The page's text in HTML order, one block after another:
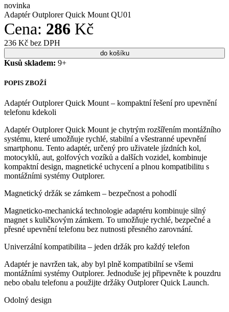
novinka
Adaptér Outplorer Quick Mount QU01
Cena: 286 Kč
236 Kč bez DPH
Kusů skladem: 9+
POPIS ZBOŽÍ
Adaptér Outplorer Quick Mount – kompaktní řešení pro upevnění
telefonu kdekoli
Adaptér Outplorer Quick Mount je chytrým rozšířením montážního
systému, které umožňuje rychlé, stabilní a všestranné upevnění
smartphonu. Tento adaptér, určený pro uživatele jízdních kol,
motocyklů, aut, golfových vozíků a dalších vozidel, kombinuje
kompaktní design, magnetické uchycení a plnou kompatibilitu s
montážními systémy Outplorer.
Magnetický držák se zámkem – bezpečnost a pohodlí
Magneticko-mechanická technologie adaptéru kombinuje silný
magnet s kuličkovým zámkem. To umožňuje rychlé, bezpečné a
přesné upevnění telefonu bez nutnosti přesného zarovnání.
Univerzální kompatibilita – jeden držák pro každý telefon
Adaptér je navržen tak, aby byl plně kompatibilní se všemi
montážními systémy Outplorer. Jednoduše jej připevněte k pouzdru
nebo obalu telefonu a použijte držáky Outplorer Quick Launch.
Odolný design